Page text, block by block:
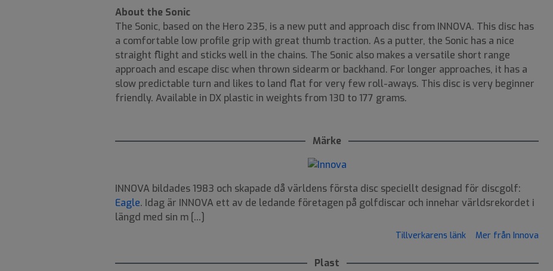
About the Sonic
The Sonic, based on the Hero 235, is a new putt and approach disc from INNOVA. This disc has
a comfortable low profile grip with great thumb traction. As a putter, the Sonic has a nice
straight flight and sticks well in the chains. The Sonic also makes a versatile short range
approach and escape disc when thrown sidearm or backhand. For longer approaches, it has a
slow predictable turn and likes to land flat for very few roll-aways. This disc is very beginner
friendly. Available in DX plastic in weights from 130 to 177 grams.
Märke
INNOVA bildades 1983 och skapade då världens första disc speciellt designad för discgolf:
Eagle. Idag är INNOVA ett av de ledande företagen på golfdiscar och innehar världsrekordet i
längd med sin m [...]
Tillverkarens länk Mer från Innova
Plast